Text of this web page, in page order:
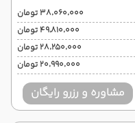
۳۸٬۰۶۰٬۰۰۰ تومان
۴۹٬۸۱۰٬۰۰۰ تومان
۲۸٬۲۵۰٬۰۰۰ تومان
۲۰٬۹۹۰٬۰۰۰ تومان
مشاوره و رزرو رایگان